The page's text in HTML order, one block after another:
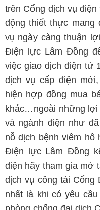
trên Cổng dịch vụ
động thiết thực mang
vụ ngày càng thuận
Điện lực Lâm Đồng
việc giao dịch điện tử
dịch vụ cấp điện
hiện hợp đồng mua
khác…ngoài những lợi
và ngành điện như
nỗ dịch bệnh viêm hô
Điện lực Lâm Đồng
điện hãy tham gia mở
dịch vụ công tải Cổng
nhất là khi có yêu